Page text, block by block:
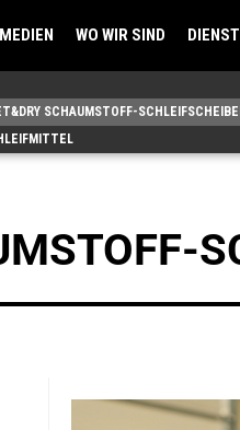
WO WIR SIND
SCHAUMSTOFF-